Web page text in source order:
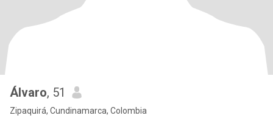
Álvaro, 51
Zipaquirá, Cundinamarca, Colombia